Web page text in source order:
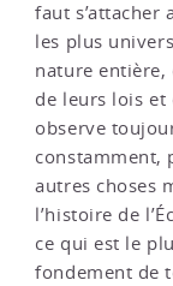
faut s’attacher
les plus
nature entière,
de leurs lois et
observe
constamment,
autres choses
l’histoire de
ce qui est le
fondement de